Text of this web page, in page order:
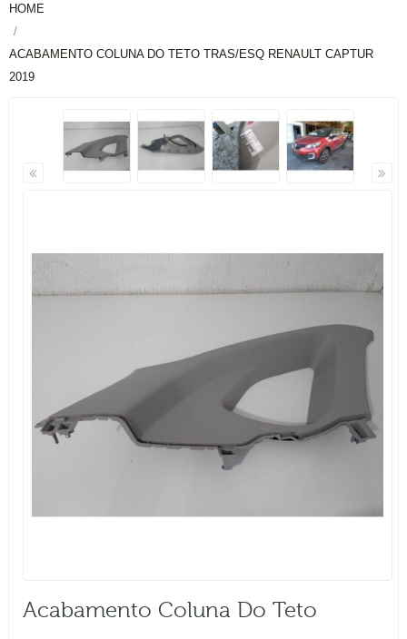
HOME
ACABAMENTO COLUNA DO TETO TRAS/ESQ RENAULT CAPTUR
2019
Acabamento Coluna Do Teto